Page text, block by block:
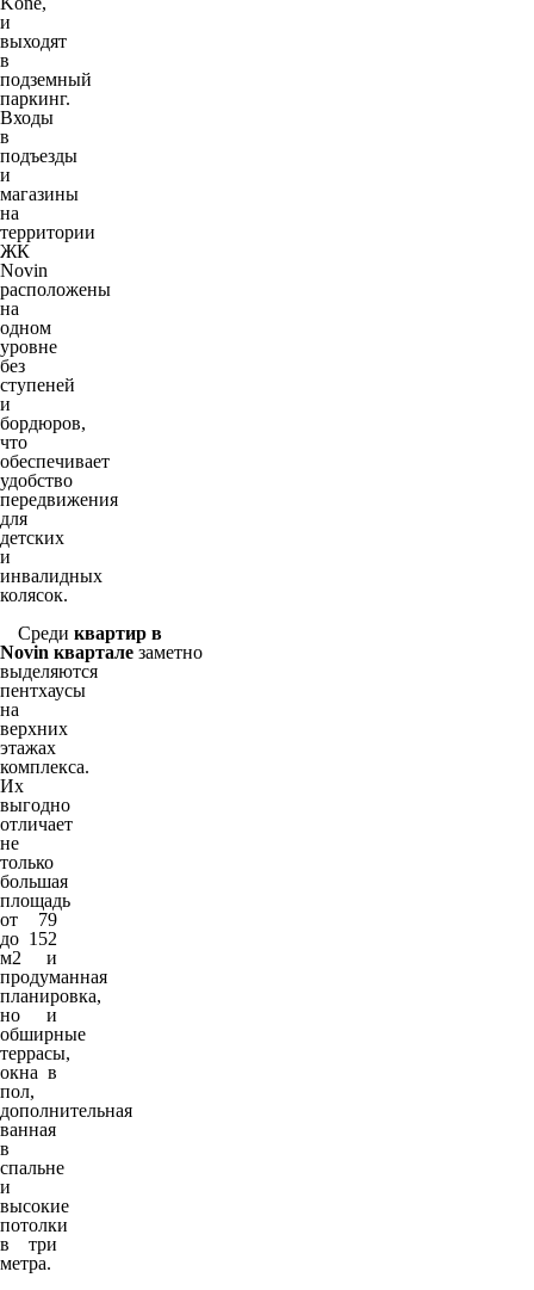
и
выходят
в
подземный
паркинг.
Входы
в
подъезды
и
магазины
на
территории
ЖК
Novin
расположены
на
одном
уровне
без
ступеней
и
бордюров,
что
обеспечивает
удобство
передвижения
для
детских
и
инвалидных
колясок.
Среди квартир в
Novin квартале заметно
выделяются
пентхаусы
на
верхних
этажах
комплекса.
Их
выгодно
отличает
не
только
большая
площадь
от 79
до 152
м2 и
продуманная
планировка,
но и
обширные
террасы,
окна в
пол,
дополнительная
ванная
в
спальне
и
высокие
потолки
в три
метра.